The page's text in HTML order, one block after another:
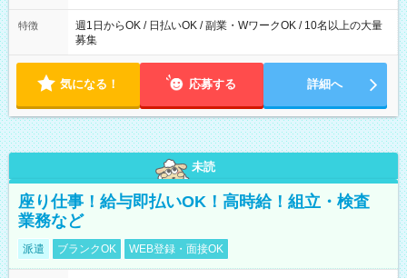
特徴
週1日からOK / 日払いOK / 副業・WワークOK / 10名以上の大量
募集
気になる！ 応募する 詳細へ
未読
座り仕事！給与即払いOK！高時給！組立・検査
業務など
派遣 ブランクOK WEB登録・面接OK